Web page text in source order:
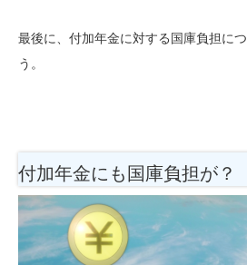
最後に、付加年金に対する国庫負担に
う。
付加年金にも国庫負担が？